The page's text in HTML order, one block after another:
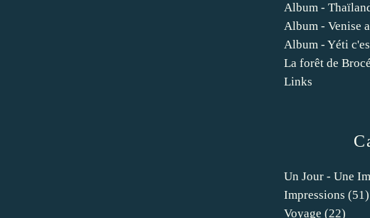
Un Jour - Une
Impressions (51)
Voyage (22)
Album -
Album - Venise
Album - Yéti
La forêt de
Links